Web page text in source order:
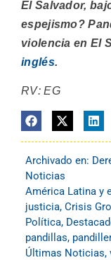
El Salvador,
espejismo?
violencia en El
inglés.
RV: EG
Archivado en:
Noticias
América Latina y
justicia, Crisis
Política,
pandillas,
Últimas Noticias,